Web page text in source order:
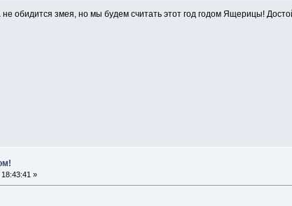
обидится змея, но мы будем считать этот год годом Ящерицы!
»